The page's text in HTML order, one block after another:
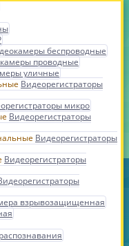
беспроводные
проводные
уличные
Видеорегистраторы
микро
Видеорегистраторы
Видеорегистраторы
Видеорегистраторы
взрывозащищенная